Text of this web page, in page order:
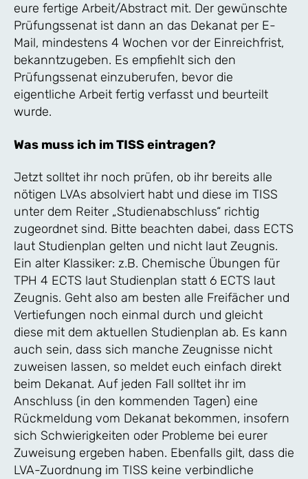
eure fertige Arbeit/Abstract mit. Der gewünschte
Prüfungssenat ist dann an das Dekanat per E-
Mail, mindestens 4 Wochen vor der Einreichfrist,
bekanntzugeben. Es empfiehlt sich den
Prüfungssenat einzuberufen, bevor die
eigentliche Arbeit fertig verfasst und beurteilt
wurde.
Was muss ich im TISS eintragen?
Jetzt solltet ihr noch prüfen, ob ihr bereits alle
nötigen LVAs absolviert habt und diese im TISS
unter dem Reiter „Studienabschluss“ richtig
zugeordnet sind. Bitte beachten dabei, dass ECTS
laut Studienplan gelten und nicht laut Zeugnis.
Ein alter Klassiker: z.B. Chemische Übungen für
TPH 4 ECTS laut Studienplan statt 6 ECTS laut
Zeugnis. Geht also am besten alle Freifächer und
Vertiefungen noch einmal durch und gleicht
diese mit dem aktuellen Studienplan ab. Es kann
auch sein, dass sich manche Zeugnisse nicht
zuweisen lassen, so meldet euch einfach direkt
beim Dekanat. Auf jeden Fall solltet ihr im
Anschluss (in den kommenden Tagen) eine
Rückmeldung vom Dekanat bekommen, insofern
sich Schwierigkeiten oder Probleme bei eurer
Zuweisung ergeben haben. Ebenfalls gilt, dass die
LVA-Zuordnung im TISS keine verbindliche